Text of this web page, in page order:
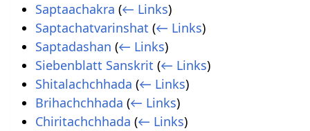
Saptaachakra (← Links)
Saptachatvarinshat (← Links)
Saptadashan (← Links)
Siebenblatt Sanskrit (← Links)
Shitalachchhada (← Links)
Brihachchhada (← Links)
Chiritachchhada (← Links)